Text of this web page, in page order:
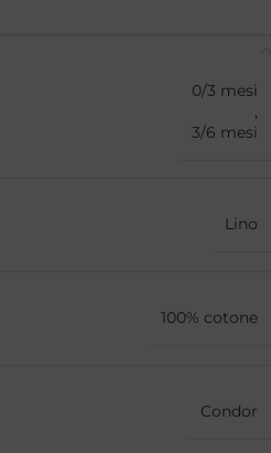
0/3 mesi
,
3/6 mesi
Lino
100% cotone
Condor